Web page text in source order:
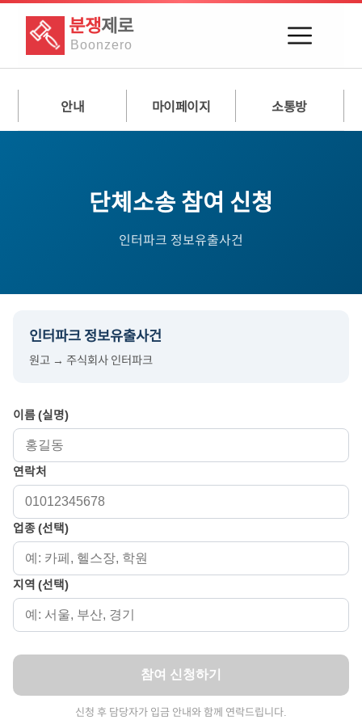
분쟁제로
Boonzero
안내 마이페이지 소통방
단체소송 참여 신청
인터파크 정보유출사건
인터파크 정보유출사건
원고 → 주식회사 인터파크
이름 (실명)
연락처
업종 (선택)
지역 (선택)
참여 신청하기
신청 후 담당자가 입금 안내와 함께 연락드립니다.